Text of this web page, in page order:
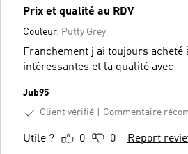
Prix et qualité au RDV
Couleur: Putty Grey
Franchement j ai toujours acheté à adidas
intéressantes et la qualité avec
Jub95
Client vérifié
Commentaire
Utile ? 0 0 Report